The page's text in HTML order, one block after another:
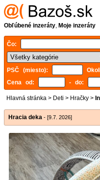
Obľúbené inzeráty, Moje inzeráty
Čo:
PSČ (miesto):
Cena od:
- do:
Hlavná stránka > Deti > Hračky >
Hracia deka - [9.7. 2026]